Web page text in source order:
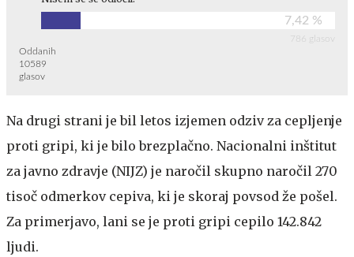
7,42 %
786 glasov
Oddanih
10589
glasov
Na drugi strani je bil letos izjemen odziv za cepljenje
proti gripi, ki je bilo brezplačno. Nacionalni inštitut
za javno zdravje (NIJZ) je naročil skupno naročil 270
tisoč odmerkov cepiva, ki je skoraj povsod že pošel.
Za primerjavo, lani se je proti gripi cepilo 142.842
ljudi.